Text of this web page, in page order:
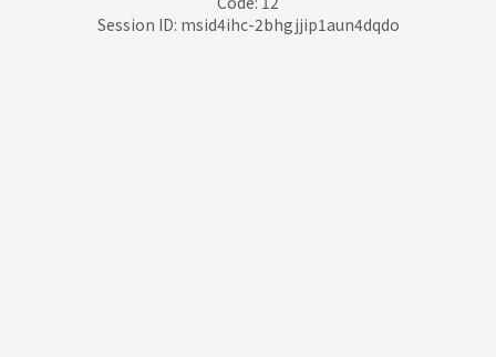
Session ID: msid4ihc-2bhgjjip1aun4dqdo